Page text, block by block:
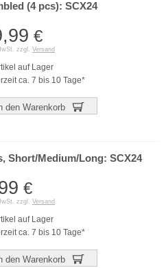
(4 pcs): SCX24
€
zzgl. Versand
auf Lager
ca. 7 bis 10 Tage*
den Warenkorb
Short/Medium/Long: SCX24
€
zzgl. Versand
auf Lager
ca. 7 bis 10 Tage*
den Warenkorb